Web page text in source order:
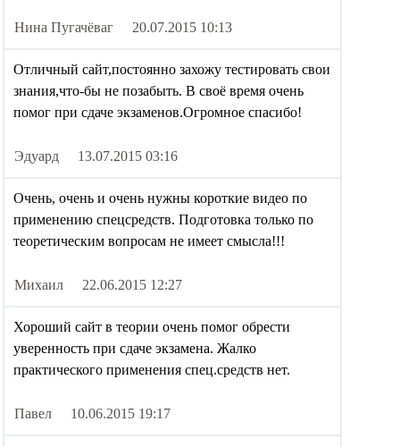
Нина Пугачёваг 20.07.2015 10:13
Отличный сайт,постоянно захожу тестировать свои
знания,что-бы не позабыть. В своё время очень
помог при сдаче экзаменов.Огромное спасибо!
Эдуард 13.07.2015 03:16
Очень, очень и очень нужны короткие видео по
применению спецсредств. Подготовка только по
теоретическим вопросам не имеет смысла!!!
Михаил 22.06.2015 12:27
Хороший сайт в теории очень помог обрести
уверенность при сдаче экзамена. Жалко
практического применения спец.средств нет.
Павел 10.06.2015 19:17